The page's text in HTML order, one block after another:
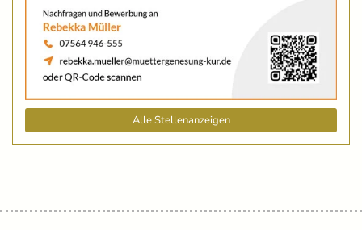
Alle Stellenanzeigen